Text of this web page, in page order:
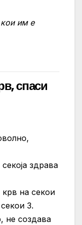
им е
спаси
здрава
на секои
3.
не создава